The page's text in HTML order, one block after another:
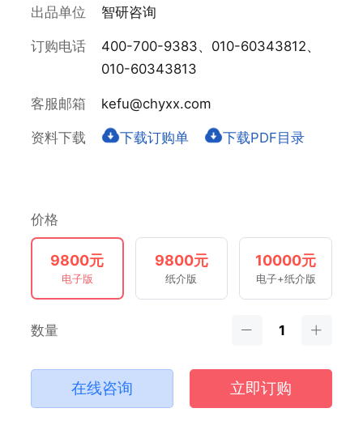
出品单位 智研咨询
订购电话
400-700-9383、010-60343812、
010-60343813
客服邮箱 kefu@chyxx.com
资料下载 下载订购单 下载PDF目录
价格
9800元
电子版
9800元
纸介版
10000元
电子+纸介版
数量
在线咨询 立即订购